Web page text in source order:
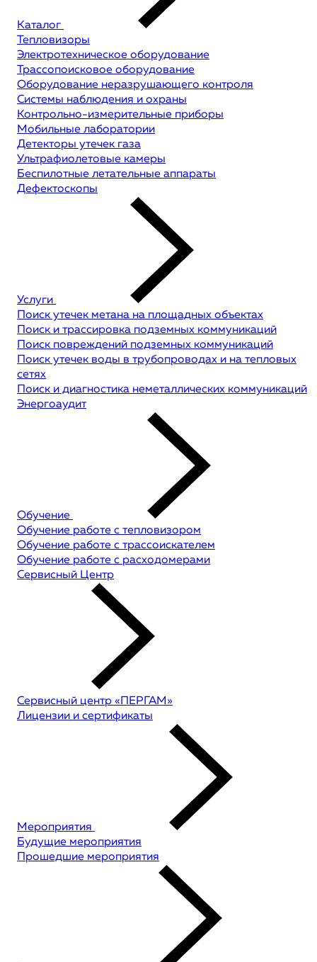
Каталог
Тепловизоры
Электротехническое оборудование
Трассопоисковое оборудование
Оборудование неразрушающего контроля
Системы наблюдения и охраны
Контрольно-измерительные приборы
Мобильные лаборатории
Детекторы утечек газа
Ультрафиолетовые камеры
Беспилотные летательные аппараты
Дефектоскопы
Услуги
Поиск утечек метана на площадных объектах
Поиск и трассировка подземных коммуникаций
Поиск повреждений подземных коммуникаций
Поиск утечек воды в трубопроводах и на тепловых
сетях
Поиск и диагностика неметаллических коммуникаций
Энергоаудит
Обучение
Обучение работе с тепловизором
Обучение работе с трассоискателем
Обучение работе с расходомерами
Сервисный Центр
Сервисный центр «ПЕРГАМ»
Лицензии и сертификаты
Мероприятия
Будущие мероприятия
Прошедшие мероприятия